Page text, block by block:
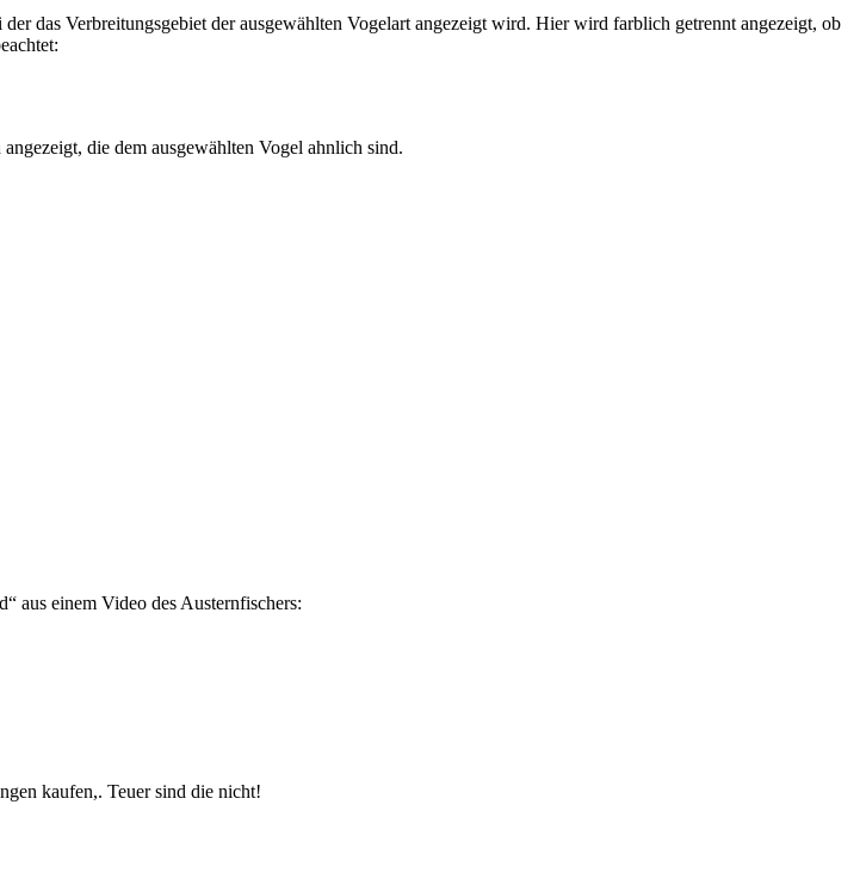
das Verbreitungsgebiet der ausgewählten Vogelart angezeigt wird. Hier wird farblich getrennt angezeigt, ob
die dem ausgewählten Vogel ahnlich sind.
aus einem Video des Austernfischers:
kaufen,. Teuer sind die nicht!